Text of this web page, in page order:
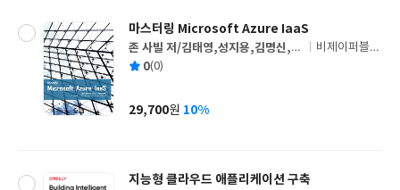
마스터링 Microsoft Azure IaaS
글
쓴
존 사빌 저/김태영,성지용,김명신,박
중석,백승주,황윤상 공역
출
사
비제이퍼블릭
평 0(0)
가
29,700원 10%
지능형 클라우드 애플리케이션 구축